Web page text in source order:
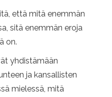
että mitä enemmän
sitä enemmän eroja
on.
yhdistämään
ja kansallisten
mielessä, mitä